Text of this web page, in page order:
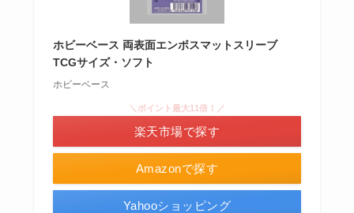
ホビーベース 両表面エンボスマットスリーブ
TCGサイズ・ソフト
ホビーベース
Amazonで探す
＼ポイント最大11倍！／
楽天市場で探す
Yahooショッピング